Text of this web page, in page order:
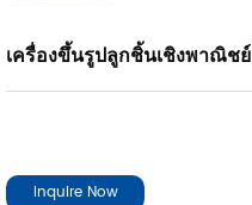
เครื่องขึ้นรูปลูกชิ้นเชิงพาณิชย์
Inquire Now